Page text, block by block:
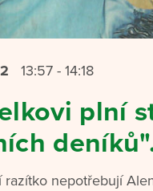
13:57 - 14:18
plní
razítko nepotřebují